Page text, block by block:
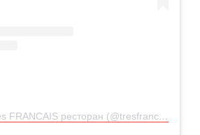
Публикация от Tres FRANCAIS ресторан (@tresfrancais_kiev)